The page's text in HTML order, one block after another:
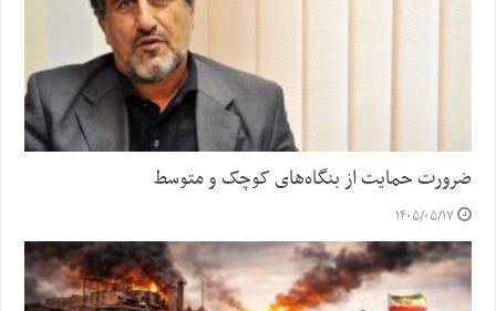
ضرورت حمایت از بنگاه‌های کوچک و متوسط
۱۴۰۵/۰۵/۱۷